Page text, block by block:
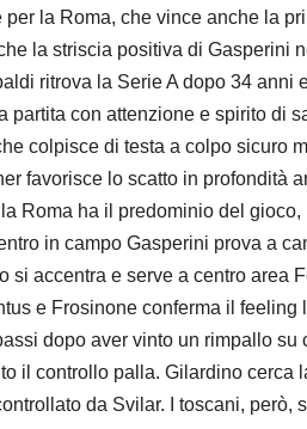
la Roma, che vince anche la
la striscia positiva di Gasperini
ritrova la Serie A dopo 34
partita con attenzione e spirito di
colpisce di testa a colpo
favorisce lo scatto in profondità
Roma ha il predominio del
in campo Gasperini prova a
si accentra e serve a centro
e Frosinone conferma il
dopo aver vinto un rimpallo
il controllo palla. Gilardino
da Svilar. I toscani,